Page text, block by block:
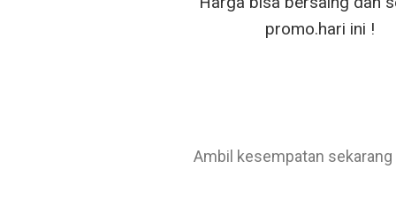
promo.hari ini !
Ambil kesempatan